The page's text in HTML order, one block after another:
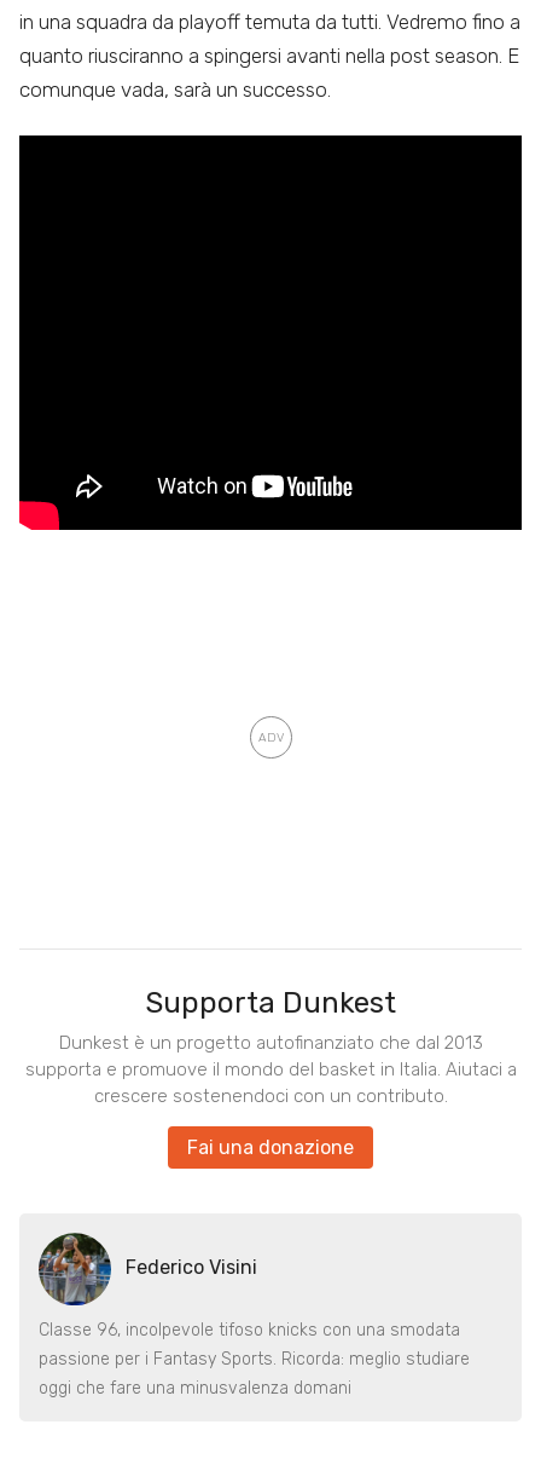
in una squadra da playoff temuta da tutti. Vedremo fino a
quanto riusciranno a spingersi avanti nella post season. E
comunque vada, sarà un successo.
Supporta Dunkest
Dunkest è un progetto autofinanziato che dal 2013
supporta e promuove il mondo del basket in Italia. Aiutaci a
crescere sostenendoci con un contributo.
Fai una donazione
Federico Visini
Classe 96, incolpevole tifoso knicks con una smodata
passione per i Fantasy Sports. Ricorda: meglio studiare
oggi che fare una minusvalenza domani